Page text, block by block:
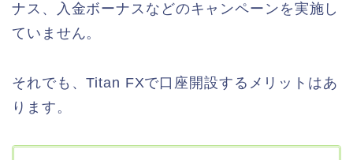
ナス、入金ボーナスなどのキャンペーンを実施し
ていません。
それでも、Titan FXで口座開設するメリットはあ
ります。